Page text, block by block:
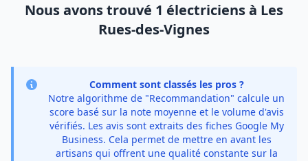
Nous avons trouvé 1 électriciens à Les
Rues-des-Vignes
Comment sont classés les pros ?
Notre algorithme de "Recommandation" calcule un
score basé sur la note moyenne et le volume d'avis
vérifiés. Les avis sont extraits des fiches Google My
Business. Cela permet de mettre en avant les
artisans qui offrent une qualité constante sur la